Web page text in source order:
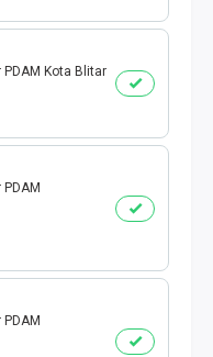
PDAM Kota Blitar